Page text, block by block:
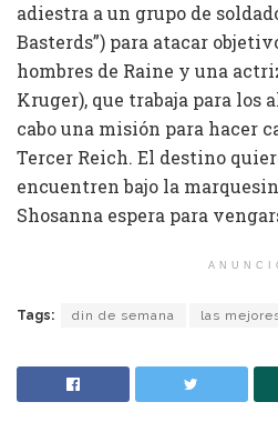
adiestra a un grupo de
Basterds”) para atacar
hombres de Raine y una
Kruger), que trabaja para los
cabo una misión para hacer
Tercer Reich. El destino
encuentren bajo la
Shosanna espera para
Tags: din de semana las